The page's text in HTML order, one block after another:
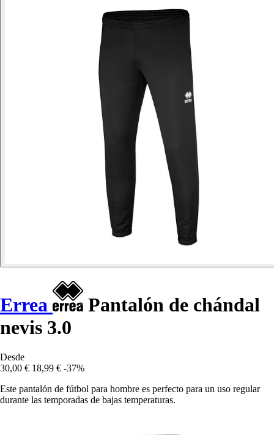
Errea
Pantalón de chándal
nevis 3.0
Desde
30,00 € 18,99 € -37%
Este pantalón de fútbol para hombre es perfecto para un uso regular
durante las temporadas de bajas temperaturas.